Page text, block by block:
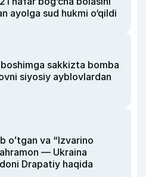
ayolga sud hukmi o‘qildi
sakkizta bomba
siyosiy ayblovlardan
oʻtgan va “Izvarino
— Ukraina
Drapatiy haqida